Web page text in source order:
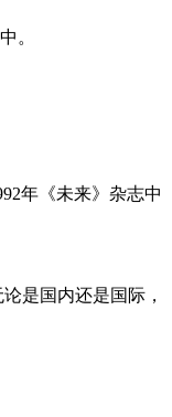
。
年《未来》杂志中
是国内还是国际，